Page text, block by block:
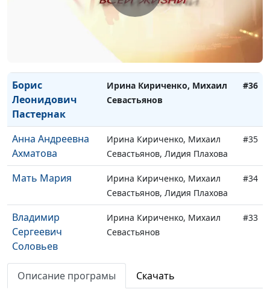
Севастьянов, Лидия Плахова
Ирина Кириченко, Михаил
Севастьянов
#37
Борис
Леонидович
Пастернак
Ирина Кириченко, Михаил
Севастьянов
#36
Анна Андреевна
Ахматова
Ирина Кириченко, Михаил
Севастьянов, Лидия Плахова
#35
Мать Мария
Ирина Кириченко, Михаил
Севастьянов, Лидия Плахова
#34
Владимир
Сергеевич
Соловьев
Ирина Кириченко, Михаил
Севастьянов
#33
Михаил
Ирина Кириченко, Михаил
Севастьянов
Описание програмы Скачать